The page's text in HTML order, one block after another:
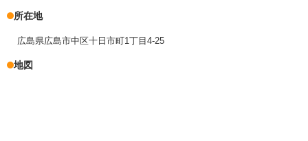
所在地
広島県広島市中区十日市町1丁目4-25
地図